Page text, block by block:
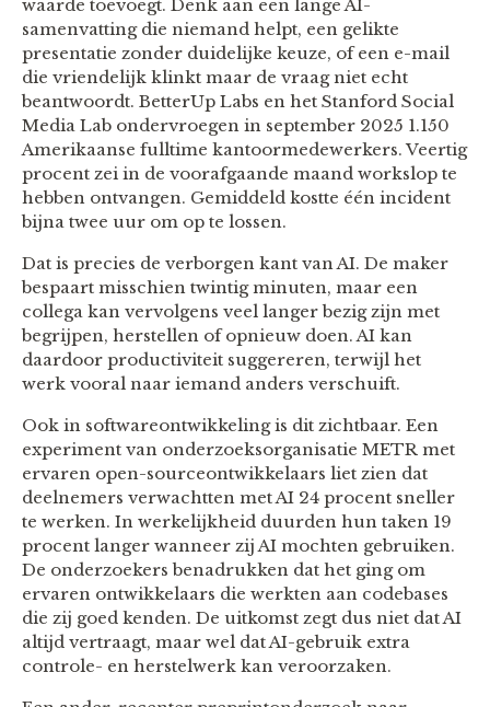
waarde toevoegt. Denk aan een lange AI-
samenvatting die niemand helpt, een gelikte
presentatie zonder duidelijke keuze, of een e-mail
die vriendelijk klinkt maar de vraag niet echt
beantwoordt. BetterUp Labs en het Stanford Social
Media Lab ondervroegen in september 2025 1.150
Amerikaanse fulltime kantoormedewerkers. Veertig
procent zei in de voorafgaande maand workslop te
hebben ontvangen. Gemiddeld kostte één incident
bijna twee uur om op te lossen.
Dat is precies de verborgen kant van AI. De maker
bespaart misschien twintig minuten, maar een
collega kan vervolgens veel langer bezig zijn met
begrijpen, herstellen of opnieuw doen. AI kan
daardoor productiviteit suggereren, terwijl het
werk vooral naar iemand anders verschuift.
Ook in softwareontwikkeling is dit zichtbaar. Een
experiment van onderzoeksorganisatie METR met
ervaren open-sourceontwikkelaars liet zien dat
deelnemers verwachtten met AI 24 procent sneller
te werken. In werkelijkheid duurden hun taken 19
procent langer wanneer zij AI mochten gebruiken.
De onderzoekers benadrukken dat het ging om
ervaren ontwikkelaars die werkten aan codebases
die zij goed kenden. De uitkomst zegt dus niet dat AI
altijd vertraagt, maar wel dat AI-gebruik extra
controle- en herstelwerk kan veroorzaken.